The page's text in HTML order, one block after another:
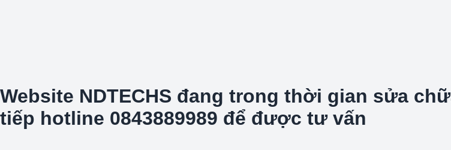
Website NDTECHS đang trong thời gian sửa
tiếp hotline 0843889989 để được tư vấn